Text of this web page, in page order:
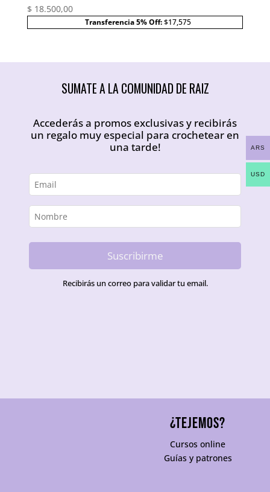
$ 18.500,00
Transferencia 5% Off:$17,575
SUMATE A LA COMUNIDAD DE RAIZ
Accederás a promos exclusivas y recibirás
un regalo muy especial para crochetear en
una tarde!
Suscribirme
Recibirás un correo para validar tu email.
¿TEJEMOS?
Cursos online
Guías y patrones
ARS
USD